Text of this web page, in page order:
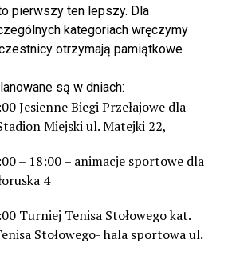
pierwszy ten lepszy. Dla
kategoriach wręczymy
otrzymają pamiątkowe
są w dniach:
Jesienne Biegi Przełajowe dla
Miejski ul. Matejki 22,
– 18:00 – animacje sportowe dla
4
Turniej Tenisa Stołowego kat.
Stołowego- hala sportowa ul.